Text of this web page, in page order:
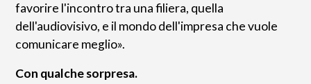
favorire l'incontro tra una filiera, quella
dell'audiovisivo, e il mondo dell'impresa che vuole
comunicare meglio».
Con qualche sorpresa.